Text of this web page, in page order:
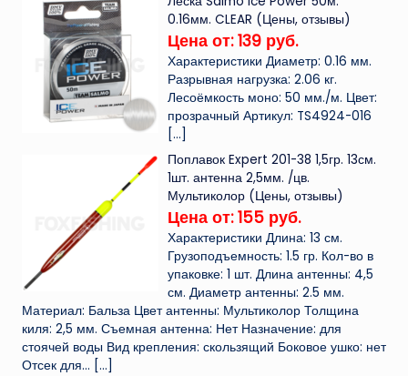
0.16мм. CLEAR (Цены, отзывы)
Цена от: 139 руб.
Характеристики Диаметр: 0.16 мм.
Разрывная нагрузка: 2.06 кг.
Лесоёмкость моно: 50 мм./м. Цвет:
прозрачный Артикул: TS4924-016
[…]
Поплавок Expert 201-38 1,5гр. 13см.
1шт. антенна 2,5мм. /цв.
Мультиколор (Цены, отзывы)
Цена от: 155 руб.
Характеристики Длина: 13 см.
Грузоподъемность: 1.5 гр. Кол-во в
упаковке: 1 шт. Длина антенны: 4,5
см. Диаметр антенны: 2.5 мм.
Материал: Бальза Цвет антенны: Мультиколор Толщина
киля: 2,5 мм. Съемная антенна: Нет Назначение: для
стоячей воды Вид крепления: скользящий Боковое ушко: нет
Отсек для... […]